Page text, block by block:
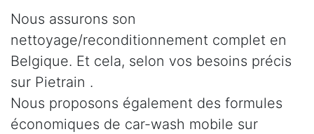
Nous assurons son
nettoyage/reconditionnement complet en
Belgique. Et cela, selon vos besoins précis
sur Pietrain .
Nous proposons également des formules
économiques de car-wash mobile sur